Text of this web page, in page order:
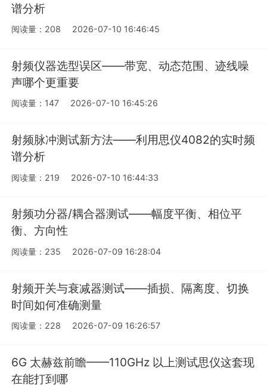
谱分析
阅读量：208 2026-07-10 16:46:45
射频仪器选型误区——带宽、动态范围、迹线噪
声哪个更重要
阅读量：147 2026-07-10 16:45:26
射频脉冲测试新方法——利用思仪4082的实时频
谱分析
阅读量：219 2026-07-10 16:44:33
射频功分器/耦合器测试——幅度平衡、相位平
衡、方向性
阅读量：235 2026-07-09 16:28:04
射频开关与衰减器测试——插损、隔离度、切换
时间如何准确测量
阅读量：228 2026-07-09 16:26:57
6G 太赫兹前瞻——110GHz 以上测试思仪这套现
在能打到哪